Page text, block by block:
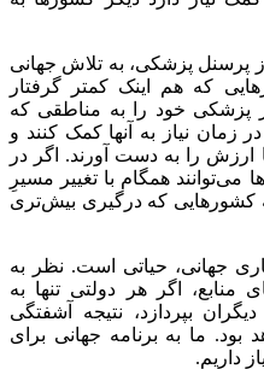
پرسنل پزشکی، به تلاش جهانی
که هم اینک کمتر گرفتار
پزشکی خود را به مناطقی که
زمان نیاز به آنها کمک کنند و
ارزش را به دست آورند. اگر در
می‌توانند همگام با تغییر مسیرِ
کشورهایی که درگیری بیش‌تری
جهانی، حیاتی است. نظر به
منابع، اگر هر دولتی تنها به
بپردازد، نتیجه آشفتگی
ما به برنامه جهانی برای
داریم.